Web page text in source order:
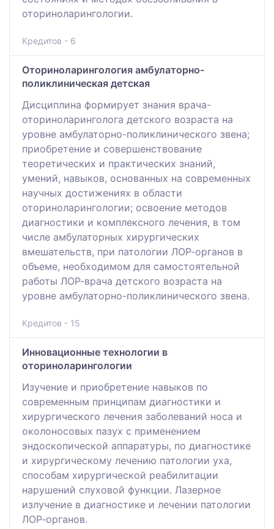
оториноларингологии.
Кредитов - 6
Оториноларингология амбулаторно-
поликлиническая детская
Дисциплина формирует знания врача-
оториноларинголога детского возраста на
уровне амбулаторно-поликлинического звена;
приобретение и совершенствование
теоретических и практических знаний,
умений, навыков, основанных на современных
научных достижениях в области
оториноларингологии; освоение методов
диагностики и комплексного лечения, в том
числе амбулаторных хирургических
вмешательств, при патологии ЛОР-органов в
объеме, необходимом для самостоятельной
работы ЛОР-врача детского возраста на
уровне амбулаторно-поликлинического звена.
Кредитов - 15
Инновационные технологии в
оториноларингологии
Изучение и приобретение навыков по
современным принципам диагностики и
хирургического лечения заболеваний носа и
околоносовых пазух с применением
эндоскопической аппаратуры, по диагностике
и хирургическому лечению патологии уха,
способам хирургической реабилитации
нарушений слуховой функции. Лазерное
излучение в диагностике и лечении патологии
ЛОР-органов.